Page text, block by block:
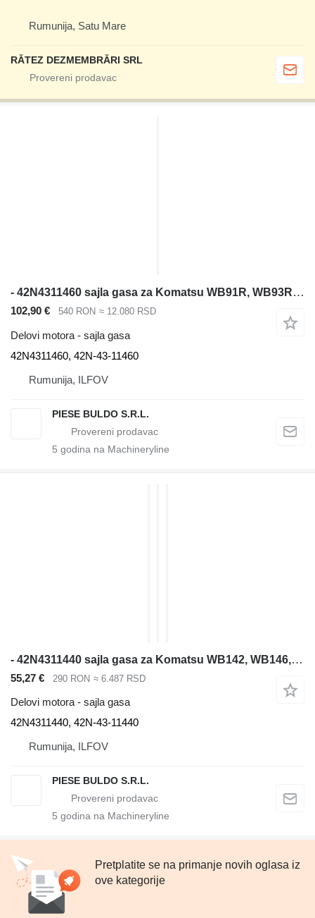
Rumunija, Satu Mare
RĂTEZ DEZMEMBRĂRI SRL
- 42N4311460 sajla gasa za Komatsu WB91R, WB93R, WB93S, WB97R, WB97S bagera-utovarivača
102,90 € 540 RON ≈ 12.080 RSD
Delovi motora - sajla gasa
42N4311460, 42N-43-11460
Rumunija, ILFOV
PIESE BULDO S.R.L.
5 godina na Machineryline
- 42N4311440 sajla gasa za Komatsu WB142, WB146, WB146PS, WB156, WB156PS, WB91R, WB93R, WB93S, WB97R, WB97S bagera-utovarivača
55,27 € 290 RON ≈ 6.487 RSD
Delovi motora - sajla gasa
42N4311440, 42N-43-11440
Rumunija, ILFOV
PIESE BULDO S.R.L.
5 godina na Machineryline
Pretplatite se na primanje novih oglasa iz
ove kategorije